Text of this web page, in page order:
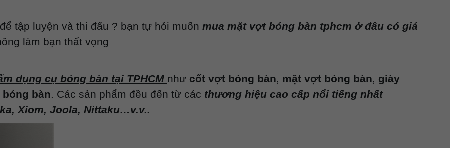
để tập luyện và thi đấu ? bạn tự hỏi muốn mua mặt vợt bóng bàn tphcm ở đâu có giá
làm bạn thất vọng
dụng cụ bóng bàn tại TPHCM như cốt vợt bóng bàn, mặt vợt bóng bàn, giày
bàn. Các sản phẩm đều đến từ các thương hiệu cao cấp nổi tiếng nhất
Xiom, Joola, Nittaku…v.v..